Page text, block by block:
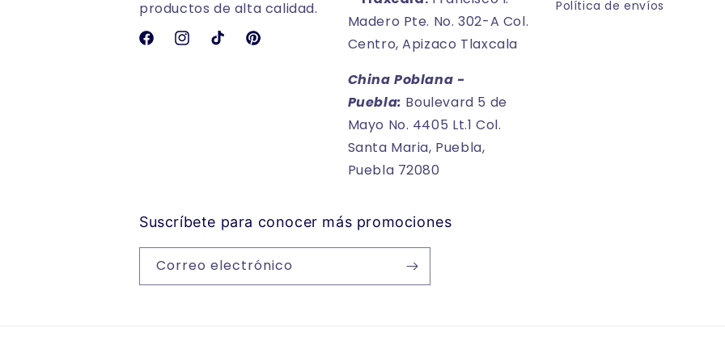
productos de alta calidad.
FacebookInstagramTikTokPinterest
Madero Pte. No. 302-A Col.
Centro, Apizaco Tlaxcala
China Poblana -
Puebla: Boulevard 5 de
Mayo No. 4405 Lt.1 Col.
Santa Maria, Puebla,
Puebla 72080
Política de envíos
Suscríbete para conocer más promociones
Correo electrónico